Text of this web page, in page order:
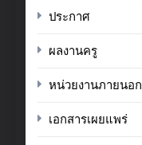
ประกาศ
ผลงานครู
หน่วยงานภายนอก
เอกสารเผยแพร่